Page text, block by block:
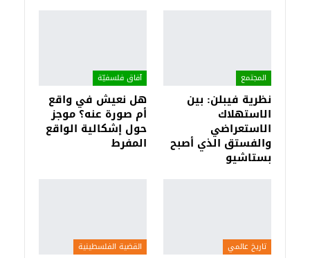
المجتمع
نظرية فيبلن: بين
الاستهلاك
الاستعراضي
والفستق الذي أصبح
بستاشيو
آفاق فلسفيّة‎
هل نعيش في واقع
أم صورة عنه؟ موجز
حول إشكالية الواقع
المفرط
تاريخ عالمي القضية الفلسطينية